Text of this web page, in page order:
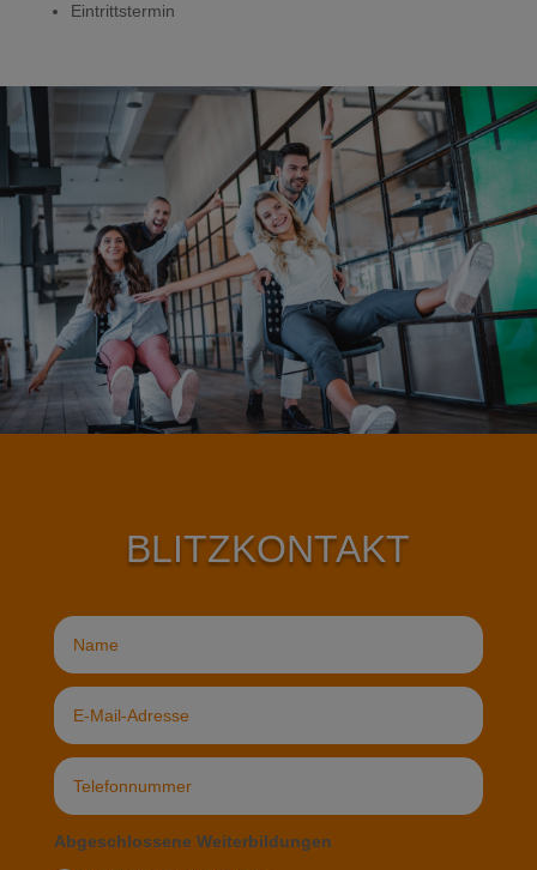
Eintrittstermin
BLITZKONTAKT
Abgeschlossene Weiterbildungen